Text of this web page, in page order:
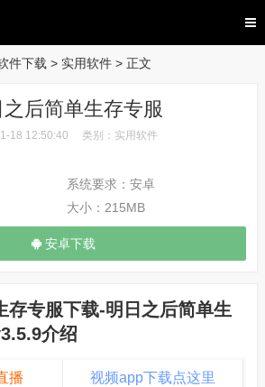
件下载 > 实用软件 > 正文
之后简单生存专服
18 12:50:40 类别： 实用软件
系统要求： 安卓
大小： 215MB
安卓下载
存专服下载-明日之后简单生
介绍
播 视频app下载点这里